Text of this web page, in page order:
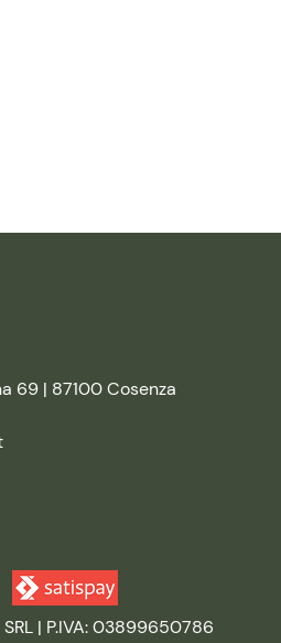
69 | 87100 Cosenza
| P.IVA: 03899650786